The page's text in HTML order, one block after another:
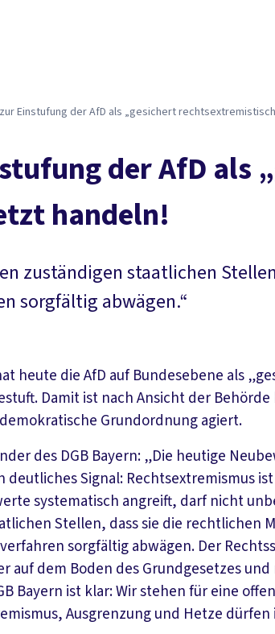
Einstufung der AfD als „gesichert
der AfD
handeln!
zuständigen staatlichen
sorgfältig abwägen.“
heute die AfD auf Bundesebene als
Damit ist nach Ansicht der
Grundordnung agiert.
des DGB Bayern: „Die heutige
deutliches Signal: Rechtsextremismus
systematisch angreift, darf nicht
Stellen, dass sie die rechtlichen
sorgfältig abwägen. Der
auf dem Boden des Grundgesetzes
Bayern ist klar: Wir stehen für eine
Ausgrenzung und Hetze